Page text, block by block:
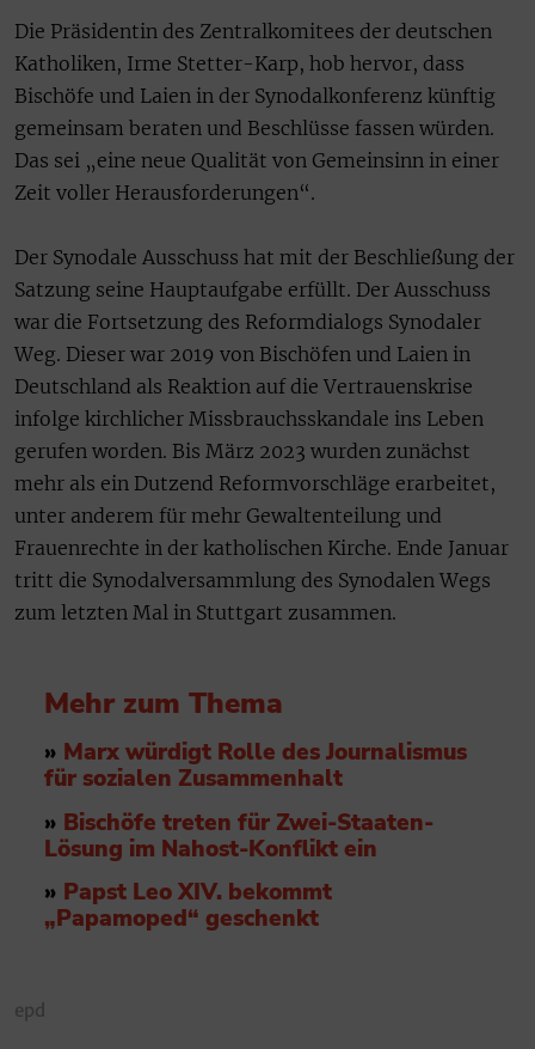
Die Präsidentin des Zentralkomitees der deutschen
Katholiken, Irme Stetter-Karp, hob hervor, dass
Bischöfe und Laien in der Synodalkonferenz künftig
gemeinsam beraten und Beschlüsse fassen würden.
Das sei „eine neue Qualität von Gemeinsinn in einer
Zeit voller Herausforderungen“.
Der Synodale Ausschuss hat mit der Beschließung der
Satzung seine Hauptaufgabe erfüllt. Der Ausschuss
war die Fortsetzung des Reformdialogs Synodaler
Weg. Dieser war 2019 von Bischöfen und Laien in
Deutschland als Reaktion auf die Vertrauenskrise
infolge kirchlicher Missbrauchsskandale ins Leben
gerufen worden. Bis März 2023 wurden zunächst
mehr als ein Dutzend Reformvorschläge erarbeitet,
unter anderem für mehr Gewaltenteilung und
Frauenrechte in der katholischen Kirche. Ende Januar
tritt die Synodalversammlung des Synodalen Wegs
zum letzten Mal in Stuttgart zusammen.
Mehr zum Thema
» Marx würdigt Rolle des Journalismus
für sozialen Zusammenhalt
» Bischöfe treten für Zwei-Staaten-
Lösung im Nahost-Konflikt ein
» Papst Leo XIV. bekommt
„Papamoped“ geschenkt
epd